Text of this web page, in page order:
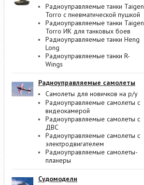
Радиоуправляемые танки Taigen
Torro с пневматической пушкой
Радиоуправляемые танки Taigen
Torro ИК для танковых боев
Радиоуправляемые танки Heng
Long
Радиоуправляемые танки R-
Wings
Радиоуправляемые самолеты
Самолеты для новичков на р/у
Радиоуправляемые самолеты с
видеокамерой
Радиоуправляемые самолеты с
ДВС
Радиоуправляемые самолеты с
электродвигателем
Радиоуправляемые самолеты-
планеры
Судомодели